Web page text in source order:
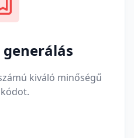
kiváló minőségű